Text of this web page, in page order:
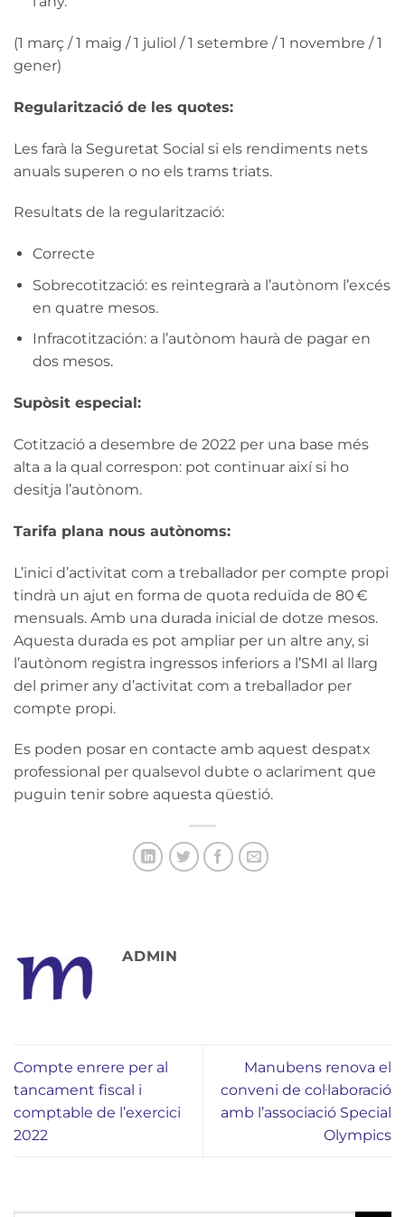
(1 març / 1 maig / 1 juliol / 1 setembre / 1 novembre / 1
gener)
Regularització de les quotes:
Les farà la Seguretat Social si els rendiments nets
anuals superen o no els trams triats.
Resultats de la regularització:
Correcte
Sobrecotització: es reintegrarà a l’autònom l’excés
en quatre mesos.
Infracotitzación: a l’autònom haurà de pagar en
dos mesos.
Supòsit especial:
Cotització a desembre de 2022 per una base més
alta a la qual correspon: pot continuar així si ho
desitja l’autònom.
Tarifa plana nous autònoms:
L’inici d’activitat com a treballador per compte propi
tindrà un ajut en forma de quota reduïda de 80 €
mensuals. Amb una durada inicial de dotze mesos.
Aquesta durada es pot ampliar per un altre any, si
l’autònom registra ingressos inferiors a l’SMI al llarg
del primer any d’activitat com a treballador per
compte propi.
Es poden posar en contacte amb aquest despatx
professional per qualsevol dubte o aclariment que
puguin tenir sobre aquesta qüestió.
ADMIN
Compte enrere per al
tancament fiscal i
comptable de l’exercici
2022
Manubens renova el
conveni de col·laboració
amb l’associació Special
Olympics